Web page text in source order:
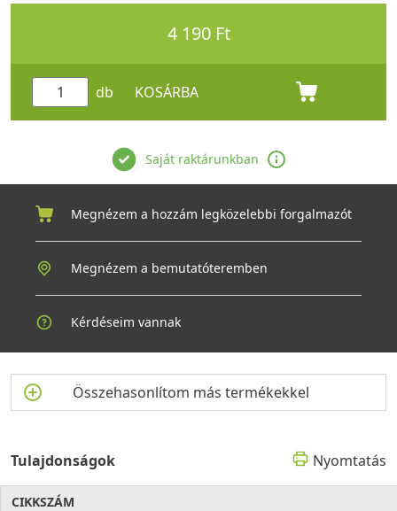
4 190 Ft
db KOSÁRBA
Saját raktárunkban
Megnézem a hozzám legközelebbi forgalmazót
Megnézem a bemutatóteremben
Kérdéseim vannak
Összehasonlítom más termékekkel
Tulajdonságok Nyomtatás
CIKKSZÁM